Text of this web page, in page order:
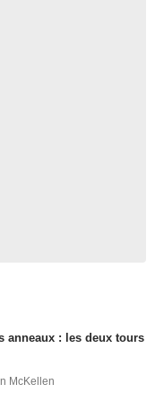
anneaux : les deux tours
McKellen